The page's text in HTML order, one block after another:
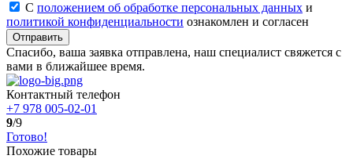
С положением об обработке персональных данных и
политикой конфиденциальности ознакомлен и согласен
Отправить
Спасибо, ваша заявка отправлена, наш специалист свяжется с
вами в ближайшее время.
Контактный телефон
+7 978 005-02-01
9/9
Готово!
Похожие товары